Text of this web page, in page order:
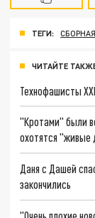
ТЕГИ:
ЧИТАЙТЕ
Технофашисты
"Кротами" были
охотятся "живые
Даня с Дашей
закончились
"Очень плохие